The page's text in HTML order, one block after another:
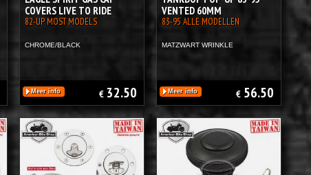
COVERS LIVE TO RIDE
82-UP MOST MODELS
CHROME/BLACK
Meer info € 32.50
VENTED 60MM
83-95 ALLE MODELLEN
MATZWART WRINKLE
Meer info € 56.50